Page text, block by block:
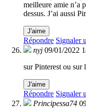
meilleure amie n’a
dessus. J’ai aussi
J'aime
Répondre Signaler
nyj 09/01/2022
sur Pinterest ou sur
J'aime
Répondre Signaler
Principessa74